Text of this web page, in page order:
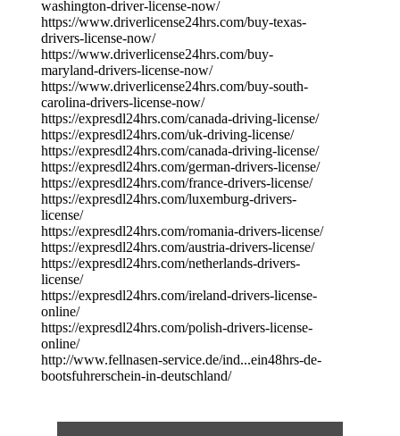
washington-driver-license-now/
https://www.driverlicense24hrs.com/buy-texas-
drivers-license-now/
https://www.driverlicense24hrs.com/buy-
maryland-drivers-license-now/
https://www.driverlicense24hrs.com/buy-south-
carolina-drivers-license-now/
https://expresdl24hrs.com/canada-driving-license/
https://expresdl24hrs.com/uk-driving-license/
https://expresdl24hrs.com/canada-driving-license/
https://expresdl24hrs.com/german-drivers-license/
https://expresdl24hrs.com/france-drivers-license/
https://expresdl24hrs.com/luxemburg-drivers-
license/
https://expresdl24hrs.com/romania-drivers-license/
https://expresdl24hrs.com/austria-drivers-license/
https://expresdl24hrs.com/netherlands-drivers-
license/
https://expresdl24hrs.com/ireland-drivers-license-
online/
https://expresdl24hrs.com/polish-drivers-license-
online/
http://www.fellnasen-service.de/ind...ein48hrs-de-
bootsfuhrerschein-in-deutschland/